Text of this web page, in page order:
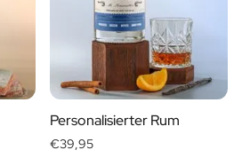
Personalisierter Rum
€39,95